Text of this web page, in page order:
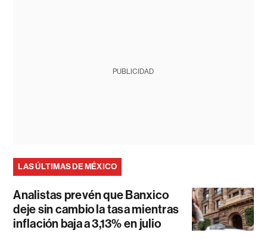
PUBLICIDAD
LAS ÚLTIMAS DE MÉXICO
Analistas prevén que Banxico
deje sin cambio la tasa mientras
inflación baja a 3,13% en julio